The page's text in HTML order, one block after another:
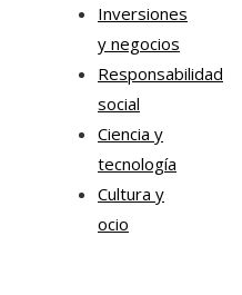
Inversiones
y negocios
Responsabilidad
social
Ciencia y
tecnología
Cultura y
ocio